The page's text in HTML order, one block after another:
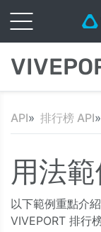
API 排行榜 API
用法範
以下範例重點介
VIVEPORT 排行